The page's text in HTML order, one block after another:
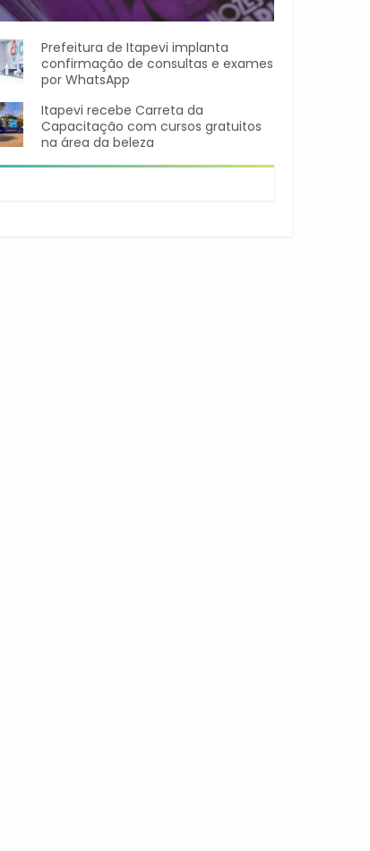
Durante o mês de agosto,
Prefeitura de Itapevi implanta
confirmação de consultas e exames
por WhatsApp
Itapevi recebe Carreta da
Capacitação com cursos gratuitos
na área da beleza